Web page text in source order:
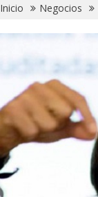
Inicio Negocios